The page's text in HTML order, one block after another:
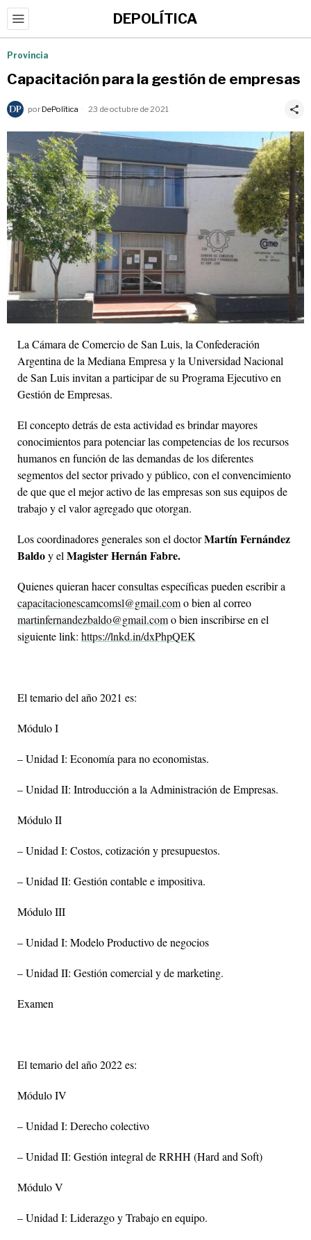
DEPOLÍTICA
Provincia
Capacitación para la gestión de empresas
por DePolítica 23 de octubre de 2021
La Cámara de Comercio de San Luis, la Confederación
Argentina de la Mediana Empresa y la Universidad Nacional
de San Luis invitan a participar de su Programa Ejecutivo en
Gestión de Empresas.
El concepto detrás de esta actividad es brindar mayores
conocimientos para potenciar las competencias de los recursos
humanos en función de las demandas de los diferentes
segmentos del sector privado y público, con el convencimiento
de que que el mejor activo de las empresas son sus equipos de
trabajo y el valor agregado que otorgan.
Los coordinadores generales son el doctorMartín Fernández
Baldoy elMagister Hernán Fabre.
Quienes quieran hacer consultas específicas pueden escribir a
capacitacionescamcomsl@gmail.como bien al correo
martinfernandezbaldo@gmail.como bien inscribirse en el
siguiente link: https://lnkd.in/dxPhpQEK
El temario del año 2021 es:
Módulo I
– Unidad I: Economía para no economistas.
– Unidad II: Introducción a la Administración de Empresas.
Módulo II
– Unidad I: Costos, cotización y presupuestos.
– Unidad II: Gestión contable e impositiva.
Módulo III
– Unidad I: Modelo Productivo de negocios
– Unidad II: Gestión comercial y de marketing.
Examen
El temario del año 2022 es:
Módulo IV
– Unidad I: Derecho colectivo
– Unidad II: Gestión integral de RRHH (Hard and Soft)
Módulo V
– Unidad I: Liderazgo y Trabajo en equipo.